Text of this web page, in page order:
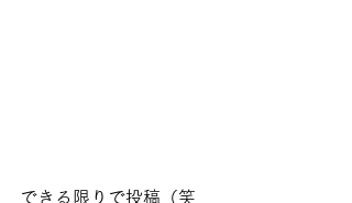
できる限りで投稿（笑